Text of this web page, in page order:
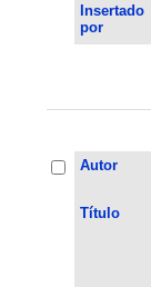
Insertado
por
Autor
Título